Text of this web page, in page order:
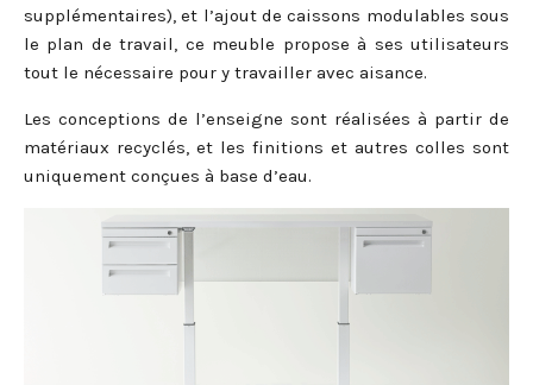
supplémentaires), et l’ajout de caissons modulables sous
le plan de travail, ce meuble propose à ses utilisateurs
tout le nécessaire pour y travailler avec aisance.
Les conceptions de l’enseigne sont réalisées à partir de
matériaux recyclés, et les finitions et autres colles sont
uniquement conçues à base d’eau.